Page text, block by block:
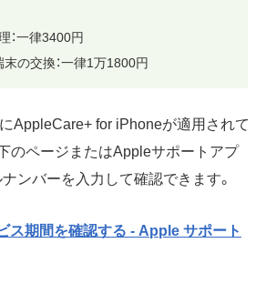
：一律3400円
末の交換：一律1万1800円
AppleCare+ for iPhoneが適用されて
のページまたはAppleサポートアプ
ンバーを入力して確認できます。
ス期間を確認する - Apple サポート